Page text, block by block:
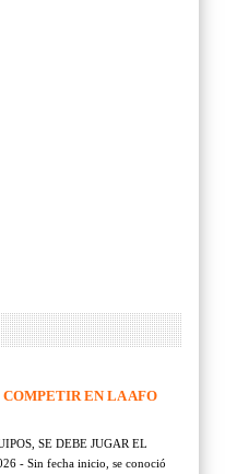
EN LA AFO
SE DEBE JUGAR EL
- Sin fecha inicio, se conoció